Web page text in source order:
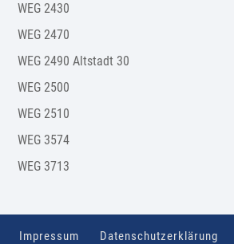
WEG 2430
WEG 2470
WEG 2490 Altstadt 30
WEG 2500
WEG 2510
WEG 3574
WEG 3713
Impressum Datenschutzerklärung